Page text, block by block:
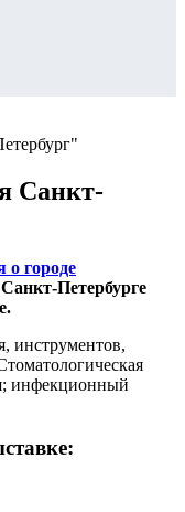
Санкт-
о городе
Петербурге
инструментов,
инфекционный